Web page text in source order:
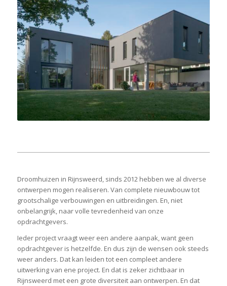
Droomhuizen in Rijnsweerd, sinds 2012 hebben we al diverse
ontwerpen mogen realiseren. Van complete nieuwbouw tot
grootschalige verbouwingen en uitbreidingen. En, niet
onbelangrijk, naar volle tevredenheid van onze
opdrachtgevers.
Ieder project vraagt weer een andere aanpak, want geen
opdrachtgever is hetzelfde. En dus zijn de wensen ook steeds
weer anders. Dat kan leiden tot een compleet andere
uitwerking van ene project. En dat is zeker zichtbaar in
Rijnsweerd met een grote diversiteit aan ontwerpen. En dat